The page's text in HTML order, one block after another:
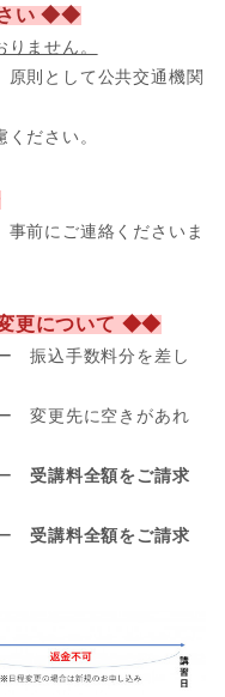
い ◆◆
ません。
則として公共交通機関
ださい。
事前にご連絡くださいま
更について ◆◆
振込手数料分を差し
変更先に空きがあれ
受講料全額をご請求
受講料全額をご請求